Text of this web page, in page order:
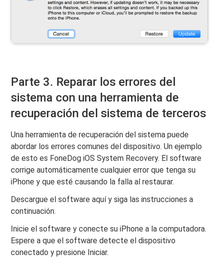
Parte 3. Reparar los errores del
sistema con una herramienta de
recuperación del sistema de terceros
Una herramienta de recuperación del sistema puede
abordar los errores comunes del dispositivo. Un ejemplo
de esto es FoneDog iOS System Recovery. El software
corrige automáticamente cualquier error que tenga su
iPhone y que esté causando la falla al restaurar.
Descargue el software aquí y siga las instrucciones a
continuación.
Inicie el software y conecte su iPhone a la computadora.
Espere a que el software detecte el dispositivo
conectado y presione Iniciar.